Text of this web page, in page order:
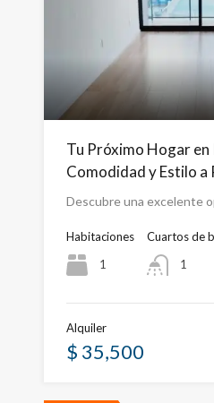
Tu Próximo Hogar
Comodidad y Estilo a
Descubre una excelente
Habitaciones
1
Cuartos de
1
Alquiler
$ 35,500